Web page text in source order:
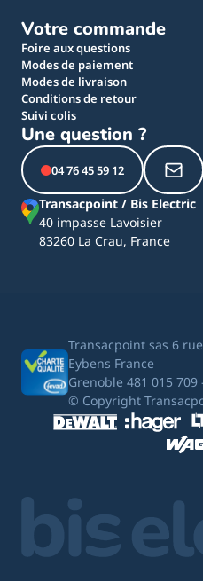
Votre commande
Foire aux questions
Modes de paiement
Modes de livraison
Conditions de retour
Suivi colis
Une question ?
04 76 45 59 12
Transacpoint / Bis Electric
40 impasse Lavoisier
83260 La Crau, France
Transacpoint sas 6
Eybens France
Grenoble 481 015 709
© Copyright